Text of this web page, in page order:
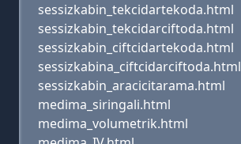
sessizkabin_tekcidartekoda.html
sessizkabin_tekcidarciftoda.html
sessizkabin_ciftcidartekoda.html
sessizkabina_ciftcidarciftoda.html
sessizkabin_aracicitarama.html
medima_siringali.html
medima_volumetrik.html